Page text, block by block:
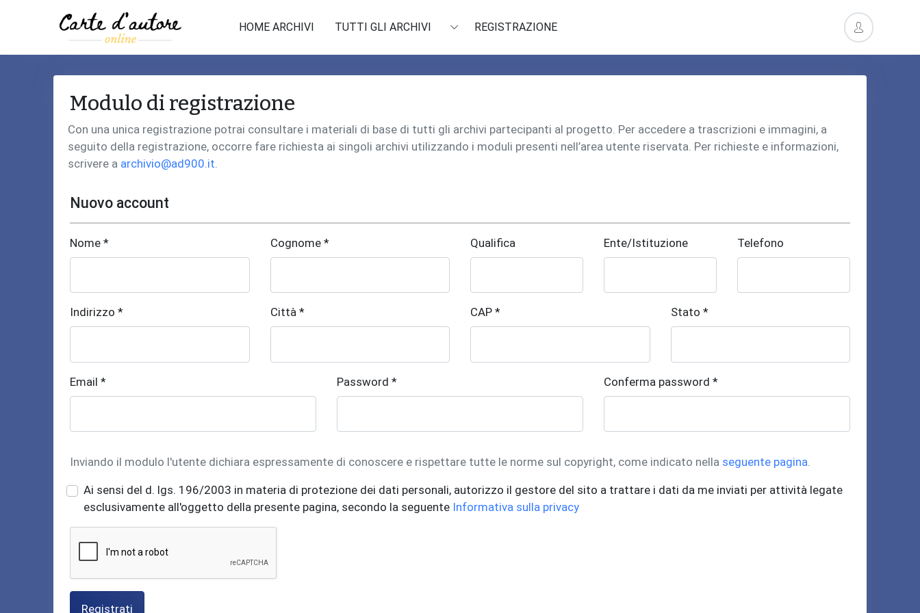
HOME ARCHIVI TUTTI GLI ARCHIVI REGISTRAZIONE
Modulo di registrazione
Con una unica registrazione potrai consultare i materiali di base di tutti gli archivi partecipanti al progetto. Per accedere a trascrizioni e immagini, a
seguito della registrazione, occorre fare richiesta ai singoli archivi utilizzando i moduli presenti nell’area utente riservata. Per richieste e informazioni,
scrivere a archivio@ad900.it.
Nuovo account
Nome * Cognome * Qualifica Ente/Istituzione Telefono
Indirizzo * Città * CAP * Stato *
Email * Password * Conferma password *
Inviando il modulo l'utente dichiara espressamente di conoscere e rispettare tutte le norme sul copyright, come indicato nella seguente pagina.
Ai sensi del d. lgs. 196/2003 in materia di protezione dei dati personali, autorizzo il gestore del sito a trattare i dati da me inviati per attività legate
esclusivamente all'oggetto della presente pagina, secondo la seguente Informativa sulla privacy
Registrati